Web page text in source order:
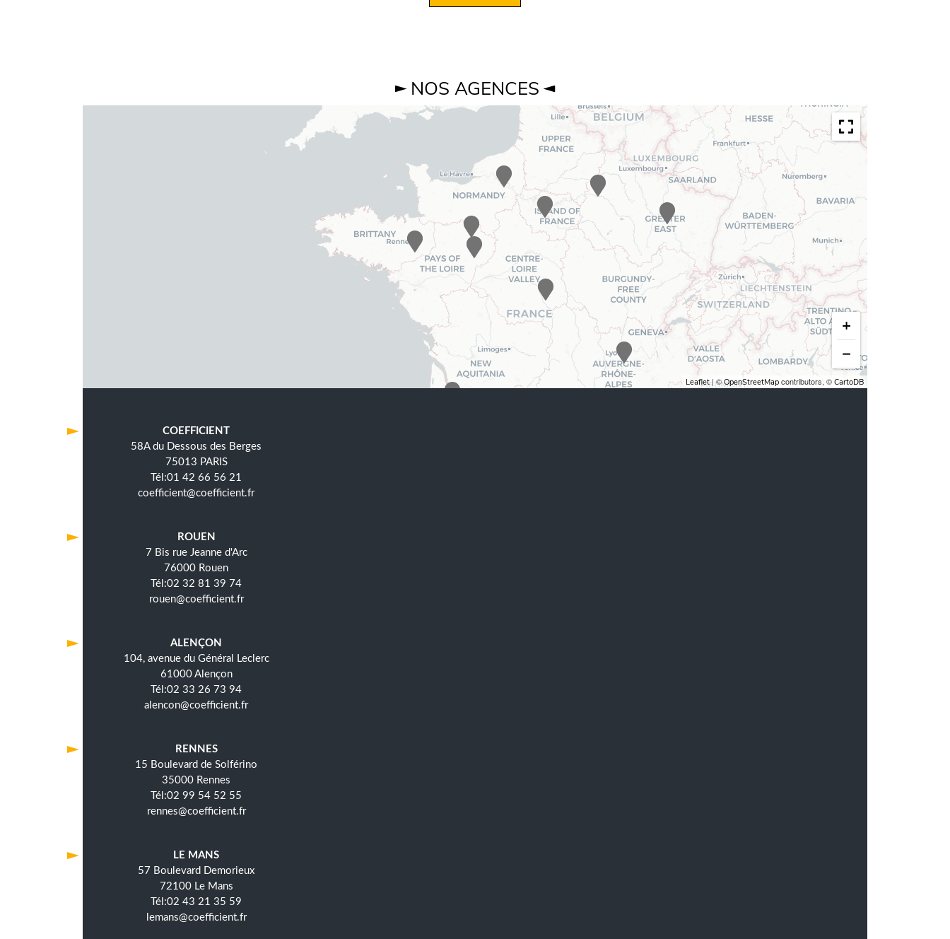
NOS AGENCES
+
−
Leaflet| ©OpenStreetMap contributors, © CartoDB
COEFFICIENT
58A du Dessous des Berges
75013 PARIS
01 42 66 56 21
coefficient@coefficient.fr
ROUEN
7 Bis rue Jeanne d'Arc
76000 Rouen
02 32 81 39 74
rouen@coefficient.fr
ALENÇON
104, avenue du Général Leclerc
61000 Alençon
02 33 26 73 94
alencon@coefficient.fr
RENNES
15 Boulevard de Solférino
35000 Rennes
02 99 54 52 55
rennes@coefficient.fr
LE MANS
57 Boulevard Demorieux
72100 Le Mans
02 43 21 35 59
lemans@coefficient.fr